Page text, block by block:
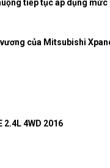
tiếp tục áp dụng
của Mitsubishi
2.4L 4WD 2016